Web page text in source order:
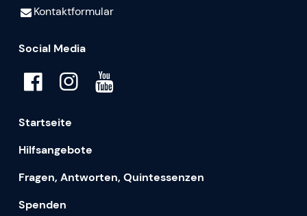
Kontaktformular
Social Media
Startseite
Hilfsangebote
Fragen, Antworten, Quintessenzen
Spenden